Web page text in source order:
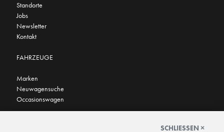
Standorte
Jobs
Newsletter
Kontakt
FAHRZEUGE
Marken
Neuwagensuche
Occasionswagen
SCHLIESSEN ×